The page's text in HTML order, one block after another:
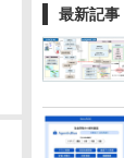
最新記事